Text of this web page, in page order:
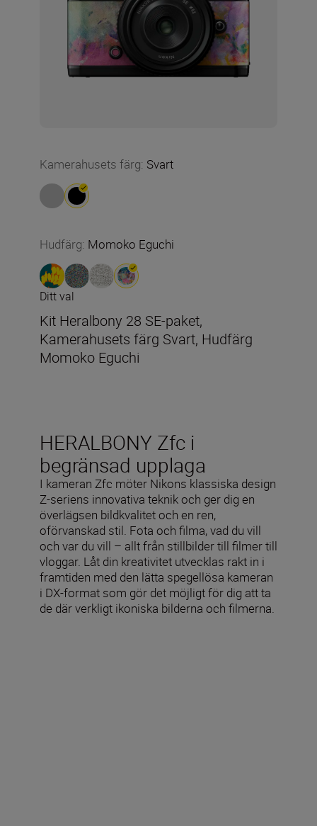
Kamerahusets färg: Svart
Hudfärg: Momoko Eguchi
Ditt val
Kit Heralbony 28 SE-paket,
Kamerahusets färg Svart, Hudfärg
Momoko Eguchi
HERALBONY Zfc i
begränsad upplaga
I kameran Zfc möter Nikons klassiska design
Z-seriens innovativa teknik och ger dig en
överlägsen bildkvalitet och en ren,
oförvanskad stil. Fota och filma, vad du vill
och var du vill – allt från stillbilder till filmer till
vloggar. Låt din kreativitet utvecklas rakt in i
framtiden med den lätta spegellösa kameran
i DX-format som gör det möjligt för dig att ta
de där verkligt ikoniska bilderna och filmerna.